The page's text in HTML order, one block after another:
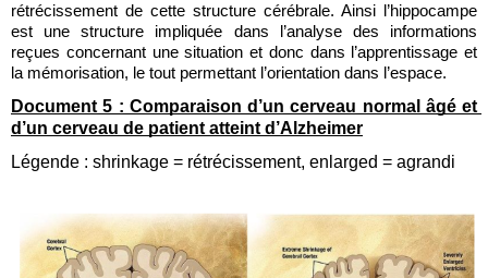
rétrécissement de cette structure cérébrale. Ainsi l’hippocampe
est une structure impliquée dans l’analyse des informations
reçues concernant une situation et donc dans l’apprentissage et
la mémorisation, le tout permettant l’orientation dans l’espace.
Document 5 : Comparaison d’un cerveau normal âgé et
d’un cerveau de patient atteint d’Alzheimer
Légende : shrinkage = rétrécissement, enlarged = agrandi